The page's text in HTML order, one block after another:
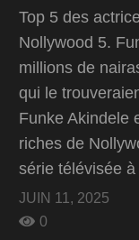
Top 5 des
Nollywood 5.
millions de
qui le
Funke Akindele
riches de
série télévisée
JUIN 11, 2025
0